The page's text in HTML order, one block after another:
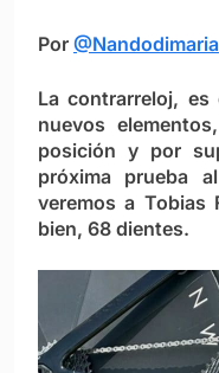
Por @Nandodimaria
La contrarreloj,
nuevos
posición y por
próxima prueba
veremos a Tobias
bien, 68 dientes.